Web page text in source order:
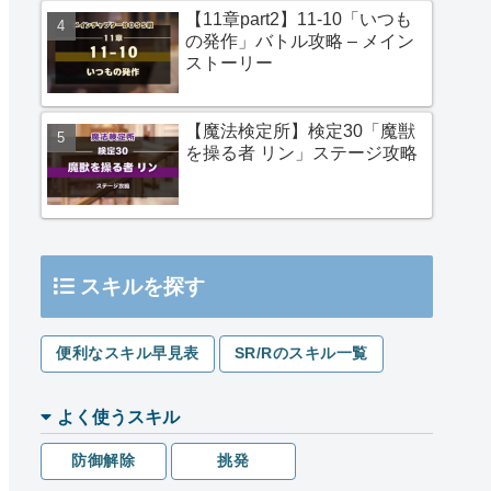
【11章part2】11-10「いつも
の発作」バトル攻略 – メイン
ストーリー
【魔法検定所】検定30「魔獣
を操る者 リン」ステージ攻略
スキルを探す
便利なスキル早見表 SR/Rのスキル一覧
よく使うスキル
防御解除 挑発